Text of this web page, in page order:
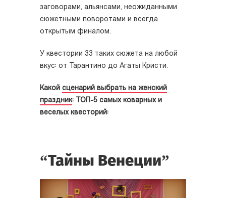
заговорами, альянсами, неожиданными
сюжетными поворотами и всегда
открытым финалом.
У квестории 33 таких сюжета на любой
вкус: от Тарантино до Агаты Кристи.
Какой сценарий выбрать на женский
праздник: ТОП-5 самых коварных и
веселых квесторий:
“Тайны Венеции”